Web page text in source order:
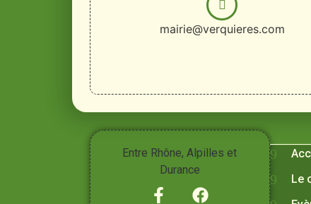
mairie@verquieres.com
Entre Rhône, Alpilles et
Durance
Vivre
Le